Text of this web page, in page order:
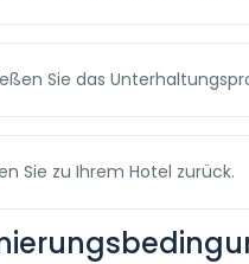
Sie das
Sie zu Ihrem Hotel zurück.